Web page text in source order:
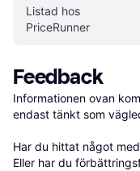
Listad hos
PriceRunner
Feedback
Informationen ovan
endast tänkt som
Har du hittat något
Eller har du